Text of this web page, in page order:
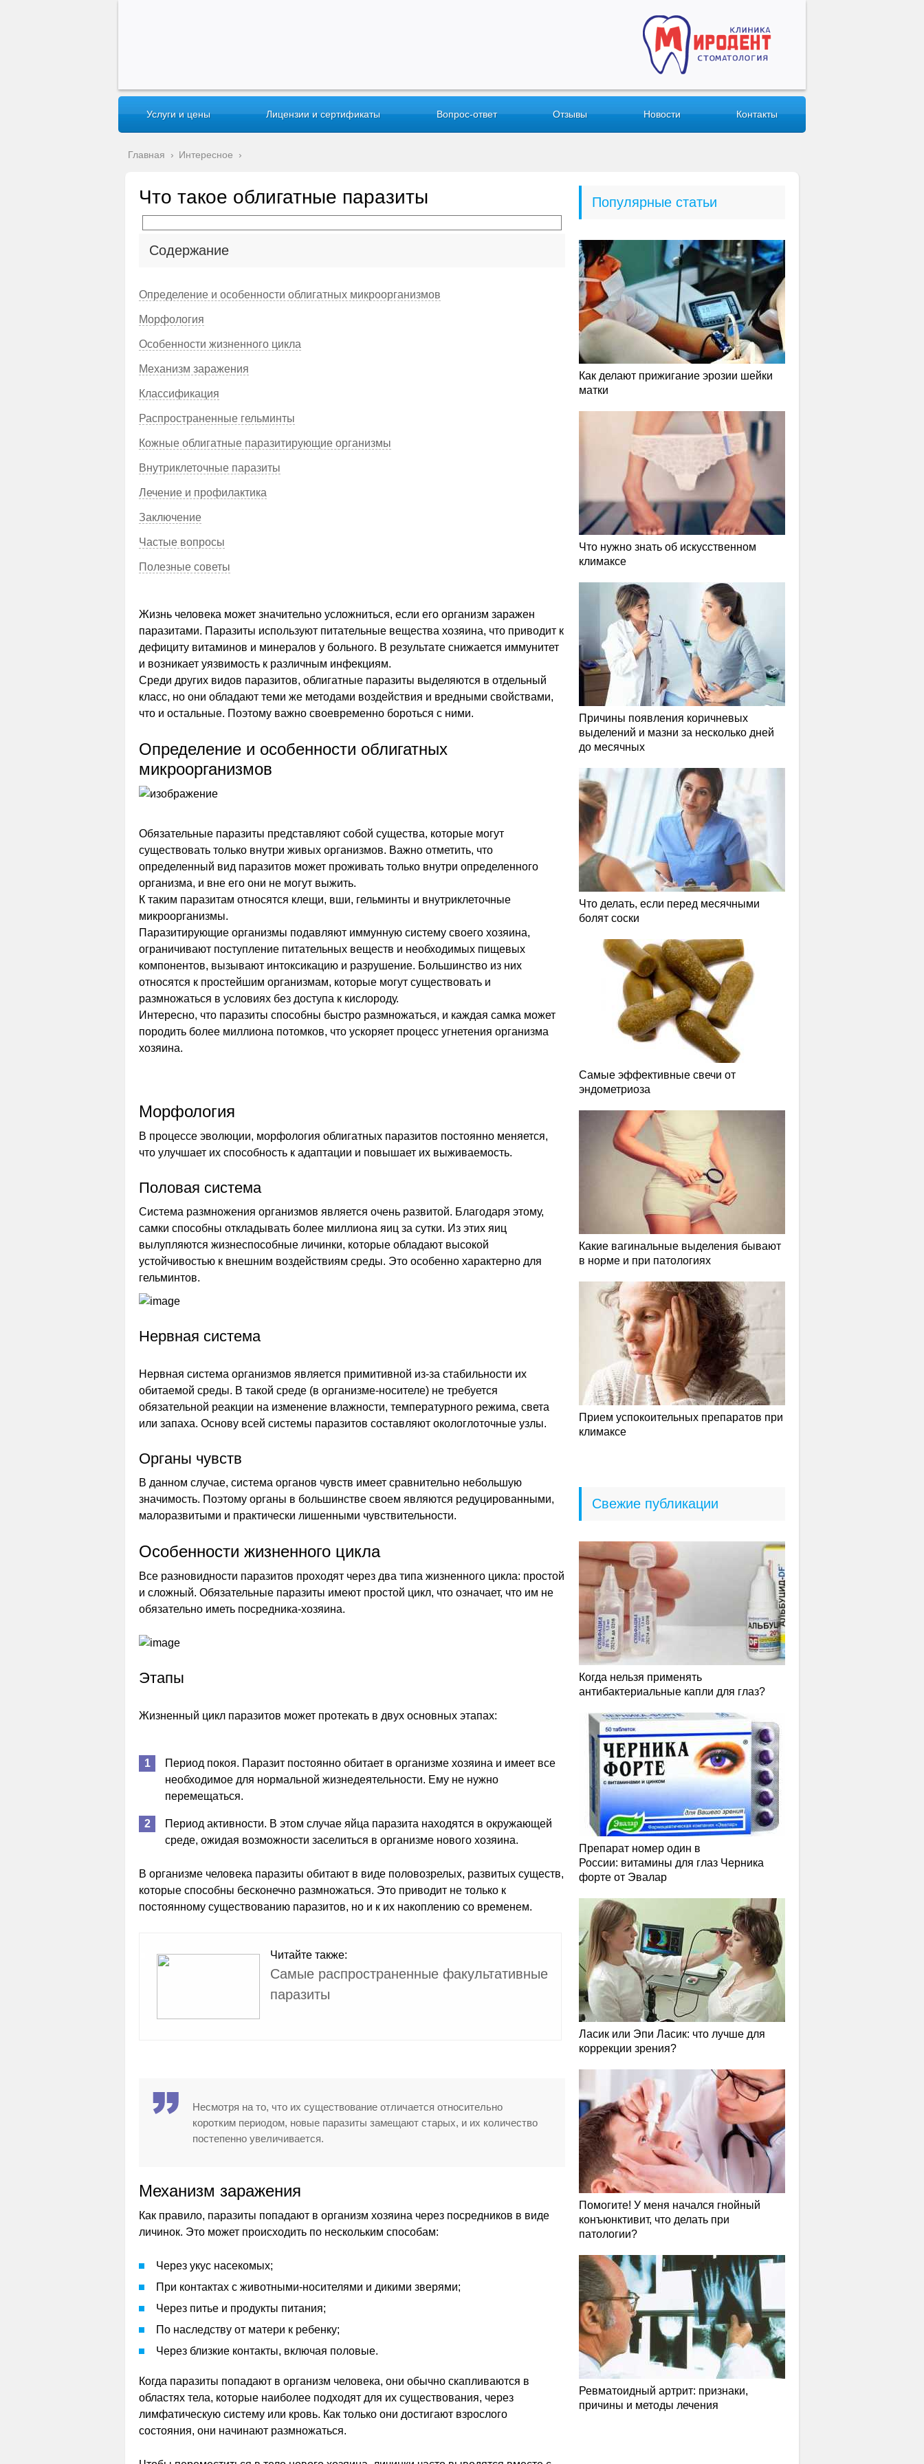
Услуги и цены Лицензии и сертификаты Вопрос-ответ Отзывы Новости Контакты
Главная › Интересное ›
Что такое облигатные паразиты
Содержание
Определение и особенности облигатных микроорганизмов
Морфология
Особенности жизненного цикла
Механизм заражения
Классификация
Распространенные гельминты
Кожные облигатные паразитирующие организмы
Внутриклеточные паразиты
Лечение и профилактика
Заключение
Частые вопросы
Полезные советы
Жизнь человека может значительно усложниться, если его организм заражен
паразитами. Паразиты используют питательные вещества хозяина, что приводит к
дефициту витаминов и минералов у больного. В результате снижается иммунитет
и возникает уязвимость к различным инфекциям.
Среди других видов паразитов, облигатные паразиты выделяются в отдельный
класс, но они обладают теми же методами воздействия и вредными свойствами,
что и остальные. Поэтому важно своевременно бороться с ними.
Определение и особенности облигатных
микроорганизмов
Обязательные паразиты представляют собой существа, которые могут
существовать только внутри живых организмов. Важно отметить, что
определенный вид паразитов может проживать только внутри определенного
организма, и вне его они не могут выжить.
К таким паразитам относятся клещи, вши, гельминты и внутриклеточные
микроорганизмы.
Паразитирующие организмы подавляют иммунную систему своего хозяина,
ограничивают поступление питательных веществ и необходимых пищевых
компонентов, вызывают интоксикацию и разрушение. Большинство из них
относятся к простейшим организмам, которые могут существовать и
размножаться в условиях без доступа к кислороду.
Интересно, что паразиты способны быстро размножаться, и каждая самка может
породить более миллиона потомков, что ускоряет процесс угнетения организма
хозяина.
Морфология
В процессе эволюции, морфология облигатных паразитов постоянно меняется,
что улучшает их способность к адаптации и повышает их выживаемость.
Половая система
Система размножения организмов является очень развитой. Благодаря этому,
самки способны откладывать более миллиона яиц за сутки. Из этих яиц
вылупляются жизнеспособные личинки, которые обладают высокой
устойчивостью к внешним воздействиям среды. Это особенно характерно для
гельминтов.
Нервная система
Нервная система организмов является примитивной из-за стабильности их
обитаемой среды. В такой среде (в организме-носителе) не требуется
обязательной реакции на изменение влажности, температурного режима, света
или запаха. Основу всей системы паразитов составляют окологлоточные узлы.
Органы чувств
В данном случае, система органов чувств имеет сравнительно небольшую
значимость. Поэтому органы в большинстве своем являются редуцированными,
малоразвитыми и практически лишенными чувствительности.
Особенности жизненного цикла
Все разновидности паразитов проходят через два типа жизненного цикла: простой
и сложный. Обязательные паразиты имеют простой цикл, что означает, что им не
обязательно иметь посредника-хозяина.
Этапы
Жизненный цикл паразитов может протекать в двух основных этапах:
Период покоя. Паразит постоянно обитает в организме хозяина и имеет все
необходимое для нормальной жизнедеятельности. Ему не нужно
перемещаться.
Период активности. В этом случае яйца паразита находятся в окружающей
среде, ожидая возможности заселиться в организме нового хозяина.
В организме человека паразиты обитают в виде половозрелых, развитых существ,
которые способны бесконечно размножаться. Это приводит не только к
постоянному существованию паразитов, но и к их накоплению со временем.
Читайте также:
Самые распространенные факультативные
паразиты
Несмотря на то, что их существование отличается относительно
коротким периодом, новые паразиты замещают старых, и их количество
постепенно увеличивается.
Механизм заражения
Как правило, паразиты попадают в организм хозяина через посредников в виде
личинок. Это может происходить по нескольким способам:
Через укус насекомых;
При контактах с животными-носителями и дикими зверями;
Через питье и продукты питания;
По наследству от матери к ребенку;
Через близкие контакты, включая половые.
Когда паразиты попадают в организм человека, они обычно скапливаются в
областях тела, которые наиболее подходят для их существования, через
лимфатическую систему или кровь. Как только они достигают взрослого
состояния, они начинают размножаться.
Популярные статьи
Как делают прижигание эрозии шейки
матки
Что нужно знать об искусственном
климаксе
Причины появления коричневых
выделений и мазни за несколько дней
до месячных
Что делать, если перед месячными
болят соски
Самые эффективные свечи от
эндометриоза
Какие вагинальные выделения бывают
в норме и при патологиях
Прием успокоительных препаратов при
климаксе
Свежие публикации
Когда нельзя применять
антибактериальные капли для глаз?
Препарат номер один в
России: витамины для глаз Черника
форте от Эвалар
Ласик или Эпи Ласик: что лучше для
коррекции зрения?
Помогите! У меня начался гнойный
конъюнктивит, что делать при
патологии?
Ревматоидный артрит: признаки,
причины и методы лечения